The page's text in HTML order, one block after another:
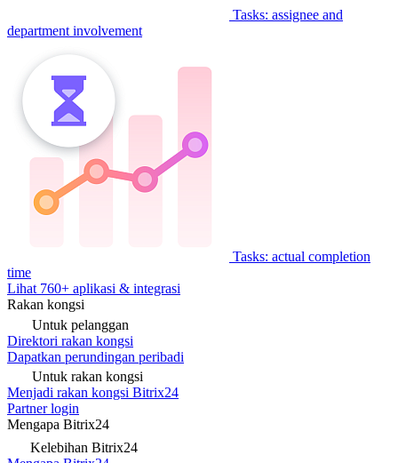
Tasks: assignee and
department involvement
Tasks: actual completion
time
Lihat 760+ aplikasi & integrasi
Rakan kongsi
Untuk pelanggan
Direktori rakan kongsi
Dapatkan perundingan peribadi
Untuk rakan kongsi
Menjadi rakan kongsi Bitrix24
Partner login
Mengapa Bitrix24
Kelebihan Bitrix24